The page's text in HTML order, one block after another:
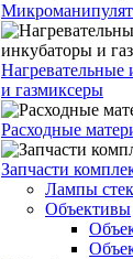
и газмиксеры
Расходные
Запчасти
Лампы
Объективы